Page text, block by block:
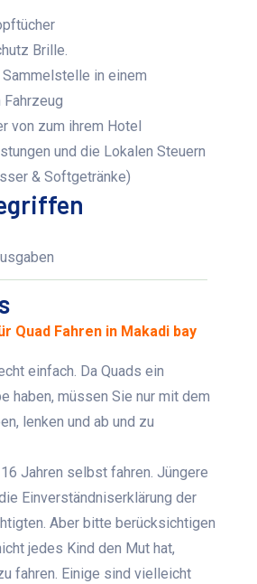
Brille.
in einem
von zum ihrem Hotel
und die Lokalen Steuern
& Softgetränke)
Quad Fahren in Makadi bay
einfach. Da Quads ein
haben, müssen Sie nur mit dem
lenken und ab und zu
Jahren selbst fahren. Jüngere
Einverständniserklärung der
Aber bitte berücksichtigen
jedes Kind den Mut hat,
fahren. Einige sind vielleicht